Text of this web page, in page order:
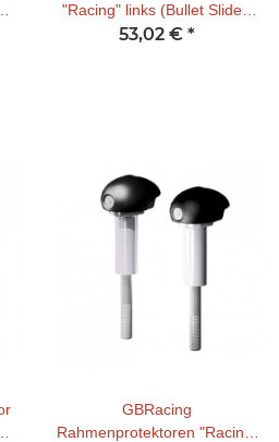
"Racing" links (Bullet Slider)
Yamaha R3 15-
53,02 € *
GBRacing
Rahmenprotektoren "Racing"